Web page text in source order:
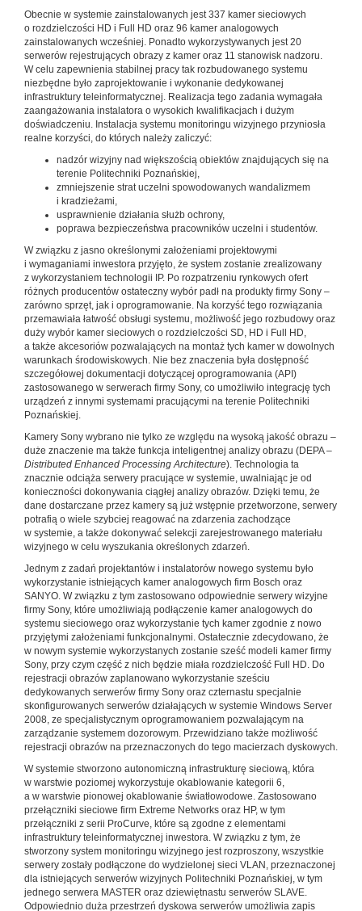
Obecnie w systemie zainstalowanych jest 337 kamer sieciowych
o rozdzielczości HD i Full HD oraz 96 kamer analogowych
zainstalowanych wcześniej. Ponadto wykorzystywanych jest 20
serwerów rejestrujących obrazy z kamer oraz 11 stanowisk nadzoru.
W celu zapewnienia stabilnej pracy tak rozbudowanego systemu
niezbędne było zaprojektowanie i wykonanie dedykowanej
infrastruktury teleinformatycznej. Realizacja tego zadania wymagała
zaangażowania instalatora o wysokich kwalifikacjach i dużym
doświadczeniu. Instalacja systemu monitoringu wizyjnego przyniosła
realne korzyści, do których należy zaliczyć:
nadzór wizyjny nad większością obiektów znajdujących się na
terenie Politechniki Poznańskiej,
zmniejszenie strat uczelni spowodowanych wandalizmem
i kradzieżami,
usprawnienie działania służb ochrony,
poprawa bezpieczeństwa pracowników uczelni i studentów.
W związku z jasno określonymi założeniami projektowymi
i wymaganiami inwestora przyjęto, że system zostanie zrealizowany
z wykorzystaniem technologii IP. Po rozpatrzeniu rynkowych ofert
różnych producentów ostateczny wybór padł na produkty firmy Sony –
zarówno sprzęt, jak i oprogramowanie. Na korzyść tego rozwiązania
przemawiała łatwość obsługi systemu, możliwość jego rozbudowy oraz
duży wybór kamer sieciowych o rozdzielczości SD, HD i Full HD,
a także akcesoriów pozwalających na montaż tych kamer w dowolnych
warunkach środowiskowych. Nie bez znaczenia była dostępność
szczegółowej dokumentacji dotyczącej oprogramowania (API)
zastosowanego w serwerach firmy Sony, co umożliwiło integrację tych
urządzeń z innymi systemami pracującymi na terenie Politechniki
Poznańskiej.
Kamery Sony wybrano nie tylko ze względu na wysoką jakość obrazu –
duże znaczenie ma także funkcja inteligentnej analizy obrazu (DEPA –
Distributed Enhanced Processing Architecture). Technologia ta
znacznie odciąża serwery pracujące w systemie, uwalniając je od
konieczności dokonywania ciągłej analizy obrazów. Dzięki temu, że
dane dostarczane przez kamery są już wstępnie przetworzone, serwery
potrafią o wiele szybciej reagować na zdarzenia zachodzące
w systemie, a także dokonywać selekcji zarejestrowanego materiału
wizyjnego w celu wyszukania określonych zdarzeń.
Jednym z zadań projektantów i instalatorów nowego systemu było
wykorzystanie istniejących kamer analogowych firm Bosch oraz
SANYO. W związku z tym zastosowano odpowiednie serwery wizyjne
firmy Sony, które umożliwiają podłączenie kamer analogowych do
systemu sieciowego oraz wykorzystanie tych kamer zgodnie z nowo
przyjętymi założeniami funkcjonalnymi. Ostatecznie zdecydowano, że
w nowym systemie wykorzystanych zostanie sześć modeli kamer firmy
Sony, przy czym część z nich będzie miała rozdzielczość Full HD. Do
rejestracji obrazów zaplanowano wykorzystanie sześciu
dedykowanych serwerów firmy Sony oraz czternastu specjalnie
skonfigurowanych serwerów działających w systemie Windows Server
2008, ze specjalistycznym oprogramowaniem pozwalającym na
zarządzanie systemem dozorowym. Przewidziano także możliwość
rejestracji obrazów na przeznaczonych do tego macierzach dyskowych.
W systemie stworzono autonomiczną infrastrukturę sieciową, która
w warstwie poziomej wykorzystuje okablowanie kategorii 6,
a w warstwie pionowej okablowanie światłowodowe. Zastosowano
przełączniki sieciowe firm Extreme Networks oraz HP, w tym
przełączniki z serii ProCurve, które są zgodne z elementami
infrastruktury teleinformatycznej inwestora. W związku z tym, że
stworzony system monitoringu wizyjnego jest rozproszony, wszystkie
serwery zostały podłączone do wydzielonej sieci VLAN, przeznaczonej
dla istniejących serwerów wizyjnych Politechniki Poznańskiej, w tym
jednego serwera MASTER oraz dziewiętnastu serwerów SLAVE.
Odpowiednio duża przestrzeń dyskowa serwerów umożliwia zapis